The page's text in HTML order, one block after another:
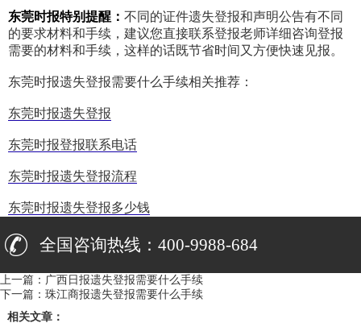
东莞时报特别提醒： 不同的证件遗失登报和声明公告有不同
的要求材料和手续，建议您直接联系登报老师详细咨询登报
需要的材料和手续，这样的话既节省时间又方便快速见报。
东莞时报遗失登报需要什么手续相关推荐：
东莞时报遗失登报
东莞时报登报联系电话
东莞时报遗失登报流程
东莞时报遗失登报多少钱
全国咨询热线：400-9988-684
上一篇： 广西日报遗失登报需要什么手续
下一篇： 珠江商报遗失登报需要什么手续
相关文章：